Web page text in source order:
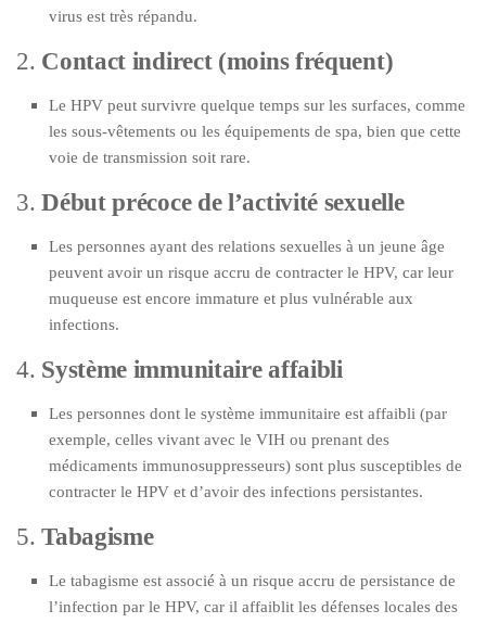
virus est très répandu.
2. Contact indirect (moins fréquent)
Le HPV peut survivre quelque temps sur les surfaces, comme
les sous-vêtements ou les équipements de spa, bien que cette
voie de transmission soit rare.
3.Début précoce de l’activité sexuelle
Les personnes ayant des relations sexuelles à un jeune âge
peuvent avoir un risque accru de contracter le HPV, car leur
muqueuse est encore immature et plus vulnérable aux
infections.
4. Système immunitaire affaibli
Les personnes dont le système immunitaire est affaibli (par
exemple, celles vivant avec le VIH ou prenant des
médicaments immunosuppresseurs) sont plus susceptibles de
contracter le HPV et d’avoir des infections persistantes.
5.Tabagisme
Le tabagisme est associé à un risque accru de persistance de
l’infection par le HPV, car il affaiblit les défenses locales des